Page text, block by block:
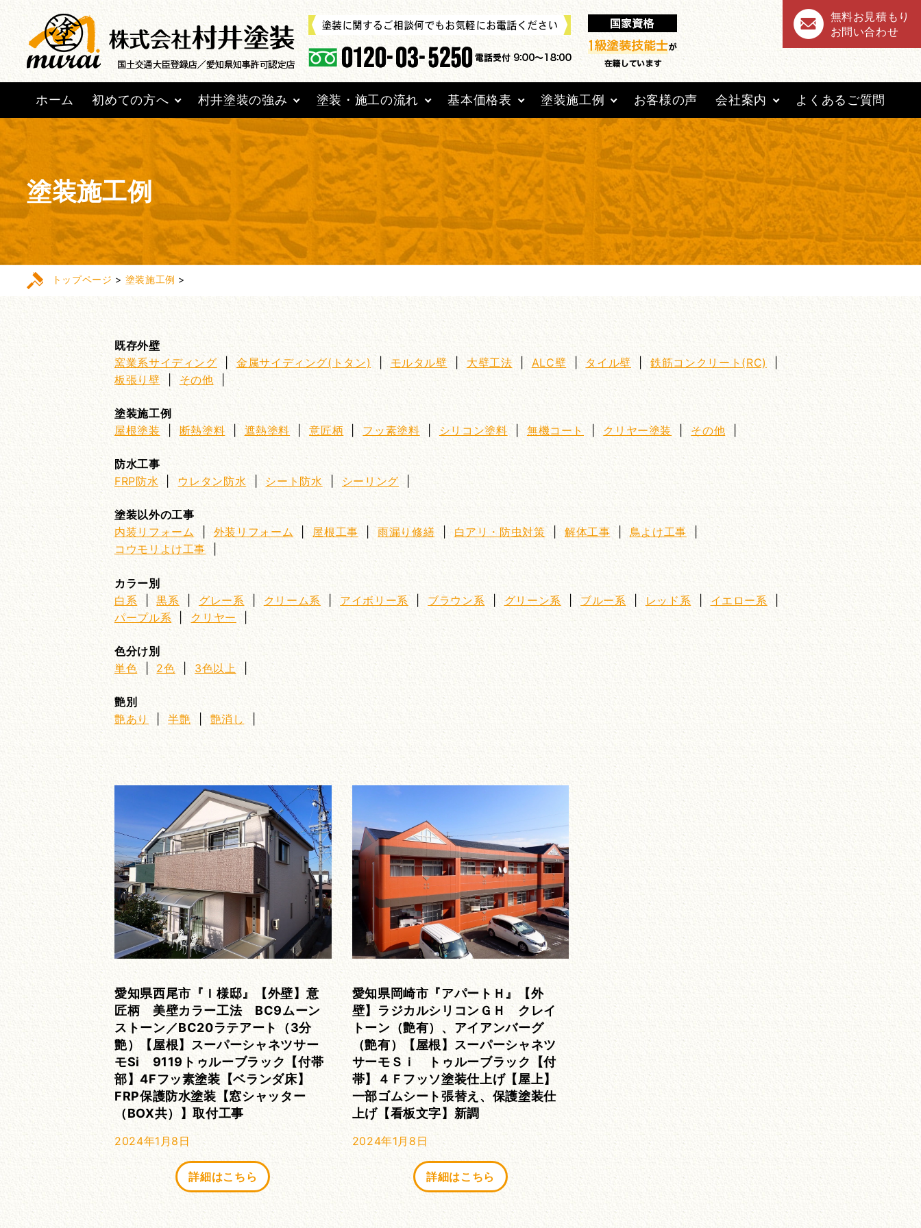
無料お見積もり
お問い合わせ
ホーム 初めての方へ 村井塗装の強み 塗装・施工の流れ 基本価格表 塗装施工例 お客様の声 会社案内 よくあるご質問
塗装施工例
トップページ > 塗装施工例 >
既存外壁
窯業系サイディング
金属サイディング(トタン) モルタル壁 大壁工法 ALC壁 タイル壁 |鉄筋コンクリート(RC)
板張り壁
その他
塗装施工例
屋根塗装
断熱塗料 遮熱塗料 |意匠柄 フッ素塗料 シリコン塗料 無機コート クリヤー塗装 その他
防水工事
FRP防水
ウレタン防水 シート防水 シーリング
塗装以外の工事
内装リフォーム | 外装リフォーム | 屋根工事 |雨漏り修繕 白アリ・防虫対策 | 解体工事 | 鳥よけ工事
コウモリよけ工事
カラー別
白系 |黒系 グレー系 クリーム系 アイボリー系| ブラウン系 グリーン系 ブルー系 レッド系 イエロー系 |
パープル系
クリヤー
色分け別
単色
2色 3色以上 |
艶別
艶あり
|半艶 艶消し
愛知県西尾市『Ｉ様邸』【外壁】意
匠柄 美壁カラー工法 BC9ムーン
ストーン／BC20ラテアート（3分
艶）【屋根】スーパーシャネツサー
モSi 9119トゥルーブラック【付帯
部】4Fフッ素塗装【ベランダ床】
FRP保護防水塗装【窓シャッター
（BOX共）】取付工事
2024年1月8日
詳細はこちら
愛知県岡崎市『アパートＨ』【外
壁】ラジカルシリコンＧＨ クレイ
トーン（艶有）、アイアンバーグ
（艶有）【屋根】スーパーシャネツ
サーモＳｉ トゥルーブラック【付
帯】４Ｆフッソ塗装仕上げ【屋上】
一部ゴムシート張替え、保護塗装仕
上げ【看板文字】新調
2024年1月8日
詳細はこちら